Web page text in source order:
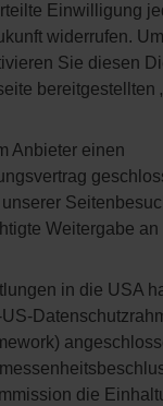
Einwilligung
widerrufen.
Sie diesen
bereitgestellten
Anbieter einen
Weitergabe an
in die USA
die